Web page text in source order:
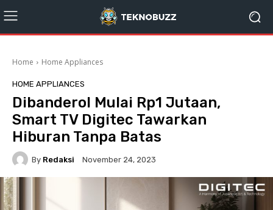
Home Home Appliances
HOME APPLIANCES
Dibanderol Mulai Rp1 Jutaan,
Smart TV Digitec Tawarkan
Hiburan Tanpa Batas
By Redaksi November 24, 2023